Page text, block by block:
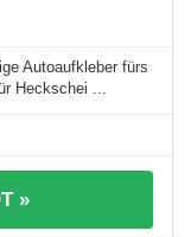
Autoaufkleber fürs
Heckschei ...
»